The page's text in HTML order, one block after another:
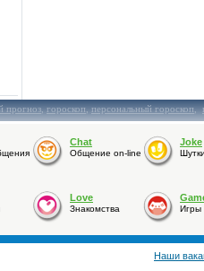
прогноз,гороскоп,персональный гороскоп,
Chat
Общение on-line
Joke
Love
Знакомства Игры
Наши